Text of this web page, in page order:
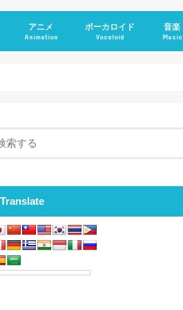
アニメ
Animation
ボーカロイド
Vocaloid
音楽
Music
Translate